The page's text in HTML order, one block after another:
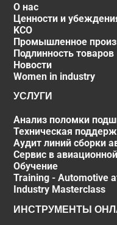
О нас
Ценности и
KCO
Промышленное
Подлинность товаров
Новости
Women in industry
УСЛУГИ
Анализ поломки
Техническая
Аудит линий сборки
Сервис в
Обучение
Training - Automotive
Industry Masterclass
ИНСТРУМЕНТЫ